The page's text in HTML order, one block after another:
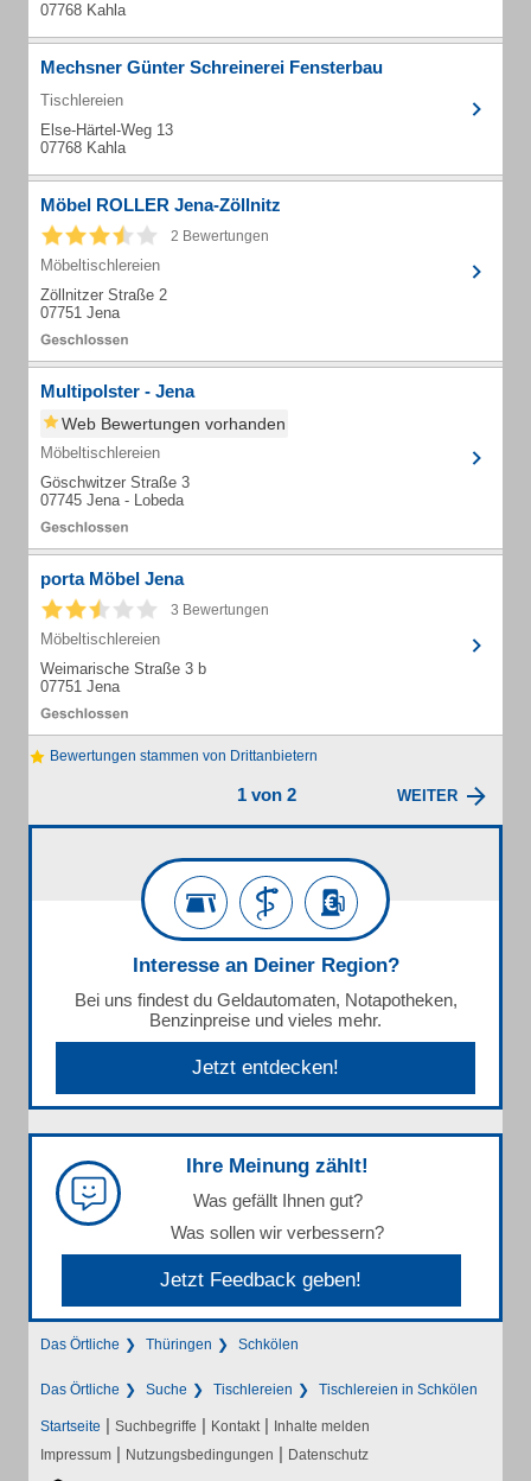
07768 Kahla
Mechsner Günter Schreinerei Fensterbau
Tischlereien
Else-Härtel-Weg 13
07768 Kahla
Möbel ROLLER Jena-Zöllnitz
2 Bewertungen
Möbeltischlereien
Zöllnitzer Straße 2
07751 Jena
Multipolster - Jena
Web Bewertungen vorhanden
Möbeltischlereien
Göschwitzer Straße 3
07745 Jena - Lobeda
porta Möbel Jena
3 Bewertungen
Möbeltischlereien
Weimarische Straße 3 b
07751 Jena
Bewertungen stammen von Drittanbietern
1 von 2 WEITER
Interesse an Deiner Region?
Bei uns findest du Geldautomaten, Notapotheken,
Benzinpreise und vieles mehr.
Jetzt entdecken!
Ihre Meinung zählt!
Was gefällt Ihnen gut?
Was sollen wir verbessern?
Jetzt Feedback geben!
Das Örtliche Thüringen Schkölen
Das Örtliche Suche Tischlereien Tischlereien in Schkölen
Startseite | Suchbegriffe | Kontakt | Inhalte melden
Impressum | Nutzungsbedingungen | Datenschutz